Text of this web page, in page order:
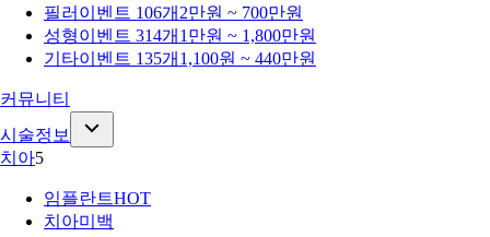
필러 이벤트 106개 2만원 ~ 700만원
성형이벤트 314개 1만원 ~ 1,800만원
기타이벤트 135개 1,100원 ~ 440만원
커뮤니티
시술정보
치아5
임플란트HOT
치아미백